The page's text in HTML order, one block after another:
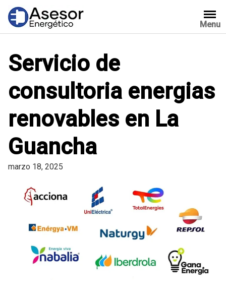
Saltar
contenido
Menu
Servicio de
consultoria energias
renovables en La
Guancha
marzo 18, 2025